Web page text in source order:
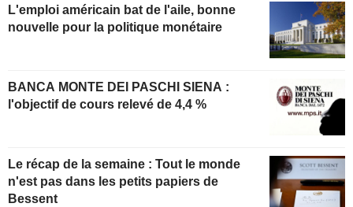
L'emploi américain bat de l'aile, bonne
nouvelle pour la politique monétaire
BANCA MONTE DEI PASCHI SIENA :
l'objectif de cours relevé de 4,4 %
Le récap de la semaine : Tout le monde
n'est pas dans les petits papiers de
Bessent